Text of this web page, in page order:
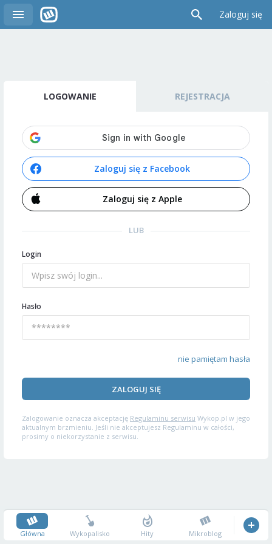
Zaloguj się
LOGOWANIE REJESTRACJA
Zaloguj się z Facebook
Zaloguj się z Apple
LUB
Login
Hasło
nie pamiętam hasła
ZALOGUJ SIĘ
Zalogowanie oznacza akceptację Regulaminu serwisu Wykop.pl w jego
aktualnym brzmieniu. Jeśli nie akceptujesz Regulaminu w całości,
prosimy o niekorzystanie z serwisu.
Główna Wykopalisko Hity Mikroblog